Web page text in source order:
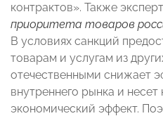
контрактов». Также
приоритета товаров
В условиях санкций
товарам и услугам из
отечественными снижает
внутреннего рынка и несет
экономический эффект.